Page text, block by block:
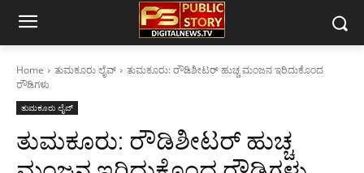
Home ತುಮಕೂರು ಲೈವ್
ತುಮಕೂರು: ರೌಡಿಶೀಟರ್ ಹುಚ್ಚ ಮಂಜನ ಇರಿದುಕೊಂದ
ರೌಡಿಗಳು
ತುಮಕೂರು ಲೈವ್
ತುಮಕೂರು: ರೌಡಿಶೀಟರ್ ಹುಚ್ಚ